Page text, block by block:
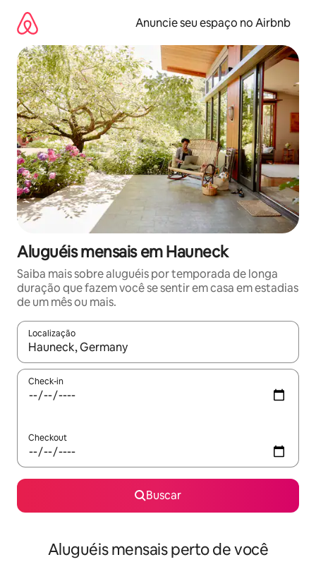
para
conteúdo
Anuncie seu espaço no Airbnb
Aluguéis mensais em Hauneck
Saiba mais sobre aluguéis por temporada de longa
duração que fazem você se sentir em casa em estadias
de um mês ou mais.
Localização
Quando os resultados estiverem disponíveis, explore-os
Check-in
Checkout
Buscar
Aluguéis mensais perto de você